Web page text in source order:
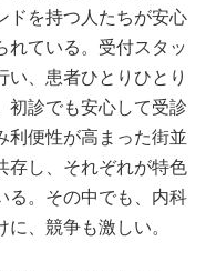
ドを持つ人たちが安心
れている。受付スタッ
、患者ひとりひとり
初診でも安心して受診
利便性が高まった街並
存し、それぞれが特色
る。その中でも、内科
、競争も激しい。